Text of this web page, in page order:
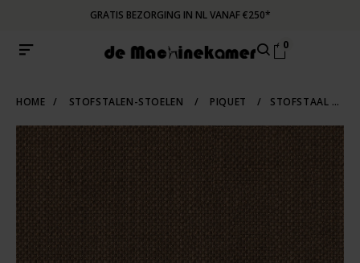
GRATIS BEZORGING IN NL VANAF €250*
0
HOME / STOFSTALEN-STOELEN / PIQUET / STOFSTAAL PIQUET 15 | BROWN